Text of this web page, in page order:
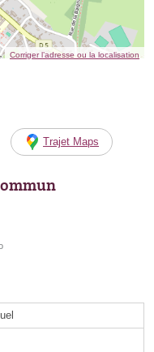
Corriger l’adresse ou la localisation
Trajet Maps